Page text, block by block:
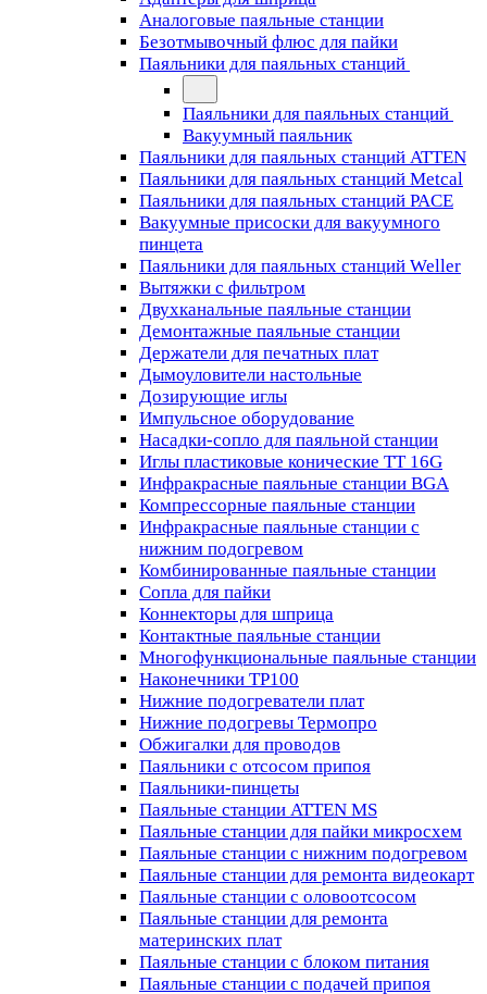
Аналоговые паяльные станции
Безотмывочный флюс для пайки
Паяльники для паяльных станций
Паяльники для паяльных станций
Вакуумный паяльник
Паяльники для паяльных станций ATTEN
Паяльники для паяльных станций Metcal
Паяльники для паяльных станций PACE
Вакуумные присоски для вакуумного
пинцета
Паяльники для паяльных станций Weller
Вытяжки с фильтром
Двухканальные паяльные станции
Демонтажные паяльные станции
Держатели для печатных плат
Дымоуловители настольные
Дозирующие иглы
Импульсное оборудование
Насадки-сопло для паяльной станции
Иглы пластиковые конические TT 16G
Инфракрасные паяльные станции BGA
Компрессорные паяльные станции
Инфракрасные паяльные станции с
нижним подогревом
Комбинированные паяльные станции
Сопла для пайки
Коннекторы для шприца
Контактные паяльные станции
Многофункциональные паяльные станции
Наконечники TP100
Нижние подогреватели плат
Нижние подогревы Термопро
Обжигалки для проводов
Паяльники с отсосом припоя
Паяльники-пинцеты
Паяльные станции ATTEN MS
Паяльные станции для пайки микросхем
Паяльные станции с нижним подогревом
Паяльные станции для ремонта видеокарт
Паяльные станции с оловоотсосом
Паяльные станции для ремонта
материнских плат
Паяльные станции с блоком питания
Паяльные станции с подачей припоя